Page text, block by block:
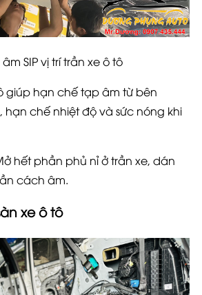
SIP vị trí trần xe ô tô
giúp hạn chế tạp âm từ bên
hạn chế nhiệt độ và sức nóng khi
hết phần phủ nỉ ở trần xe, dán
cách âm.
xe ô tô